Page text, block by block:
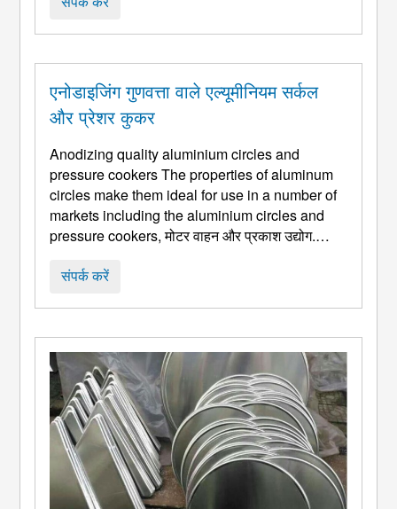
एनोडाइजिंग गुणवत्ता वाले एल्यूमीनियम सर्कल
और प्रेशर कुकर
Anodizing quality aluminium circles and
pressure cookers The properties of aluminum
circles make them ideal for use in a number of
markets including the aluminium circles and
pressure cookers, मोटर वाहन और प्रकाश उद्योग.
अनिसोट्रॉपी,
संपर्क करें